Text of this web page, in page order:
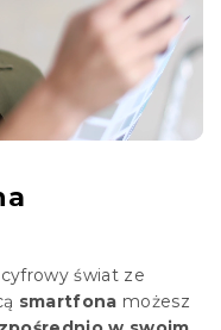
świat ze
smartfona możesz